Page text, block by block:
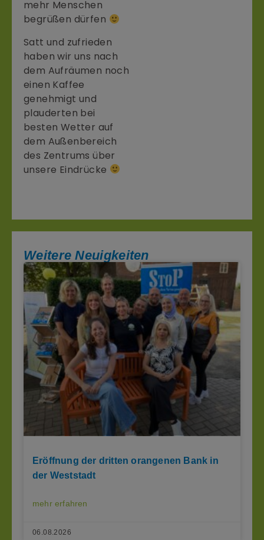
mehr Menschen
begrüßen dürfen
Satt und zufrieden
haben wir uns nach
dem Aufräumen noch
einen Kaffee
genehmigt und
plauderten bei
besten Wetter auf
dem Außenbereich
des Zentrums über
unsere Eindrücke
Weitere Neuigkeiten
Eröffnung der dritten orangenen Bank in
der Weststadt
mehr erfahren
06.08.2026